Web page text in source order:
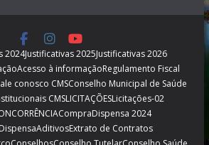
2024Justificativas 2025Justificativas 2026
Acesso à informaçãoRegulamento Fiscal
conosco CMSConselho Municipal de Saúde
CMSLICITAÇÕESLicitações-02
CompraDispensa 2024
AditivosExtrato de Contratos